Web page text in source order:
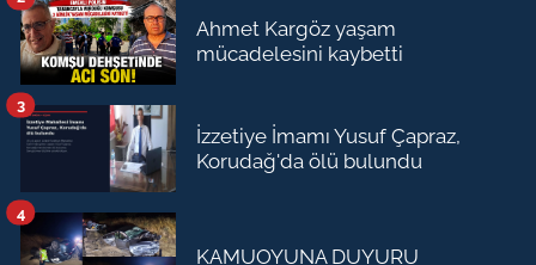
Ahmet Kargöz yaşam
mücadelesini kaybetti
İzzetiye İmamı Yusuf Çapraz,
Korudağ'da ölü bulundu
3
KAMUOYUNA DUYURU
4